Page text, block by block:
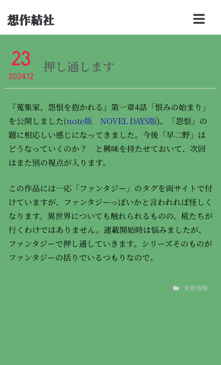
想作結社
23
2024.12
押し通します
『蒐集家、怨恨を抱かれる』第一章4話「恨みの始まり」
を公開しました(note版 NOVEL DAYS版)。「怨恨」の
題に相応しい感じになってきました。今後「早二野」は
どうなっていくのか？ と興味を持たせておいて、次回
はまた別の視点が入ります。
この作品には一応「ファンタジー」のタグを両サイトで付
けていますが、ファンタジーっぽいかと言われれば怪しく
なります。異世界についても触れられるものの、椛たちが
行くわけではありません。連載開始時は悩みましたが、
ファンタジーで押し通していきます。シリーズそのものが
ファンタジーの括りでいるつもりなので。
更新情報